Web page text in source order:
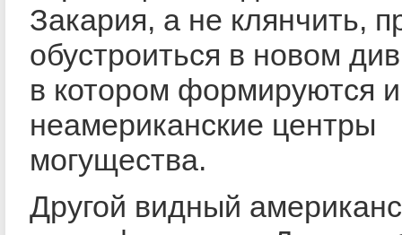
Закария, а не клянчить,
обустроиться в новом
в котором формируются
неамериканские центры
могущества.
Другой видный